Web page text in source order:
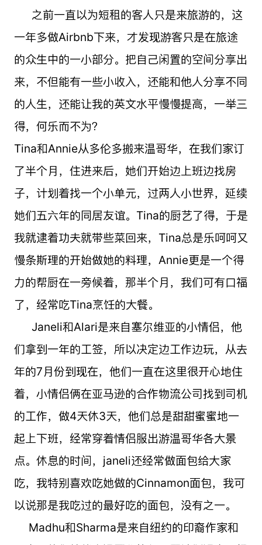
之前一直以为短租的客人只是来旅游的，这
一年多做Airbnb下来，才发现游客只是在旅途
的众生中的一小部分。把自己闲置的空间分享出
来，不但能有一些小收入，还能和他人分享不同
的人生，还能让我的英文水平慢慢提高，一举三
得，何乐而不为？
Tina和Annie从多伦多搬来温哥华，在我们家订
了半个月，住进来后，她们开始边上班边找房
子，计划着找一个小单元，过两人小世界，延续
她们五六年的同居友谊。Tina的厨艺了得，于是
我就逮着功夫就带些菜回来，Tina总是乐呵呵又
慢条斯理的开始做她的料理，Annie更是一个得
力的帮厨在一旁候着，那半个月，我们可有口福
了，经常吃Tina烹饪的大餐。
Janeli和Alari是来自塞尔维亚的小情侣，他
们拿到一年的工签，所以决定边工作边玩，从去
年的7月份到现在，他们一直在这里很开心地住
着，小情侣俩在亚马逊的合作物流公司找到司机
的工作，做4天休3天，他们总是甜甜蜜蜜地一
起上下班，经常穿着情侣服出游温哥华各大景
点。休息的时间，janeli还经常做面包给大家
吃，我特别喜欢吃她做的Cinnamon面包，我可
以说那是我吃过的最好吃的面包，没有之一。
Madhu和Sharma是来自纽约的印裔作家和